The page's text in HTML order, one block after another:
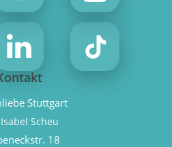
Stuttgart
Scheu
18